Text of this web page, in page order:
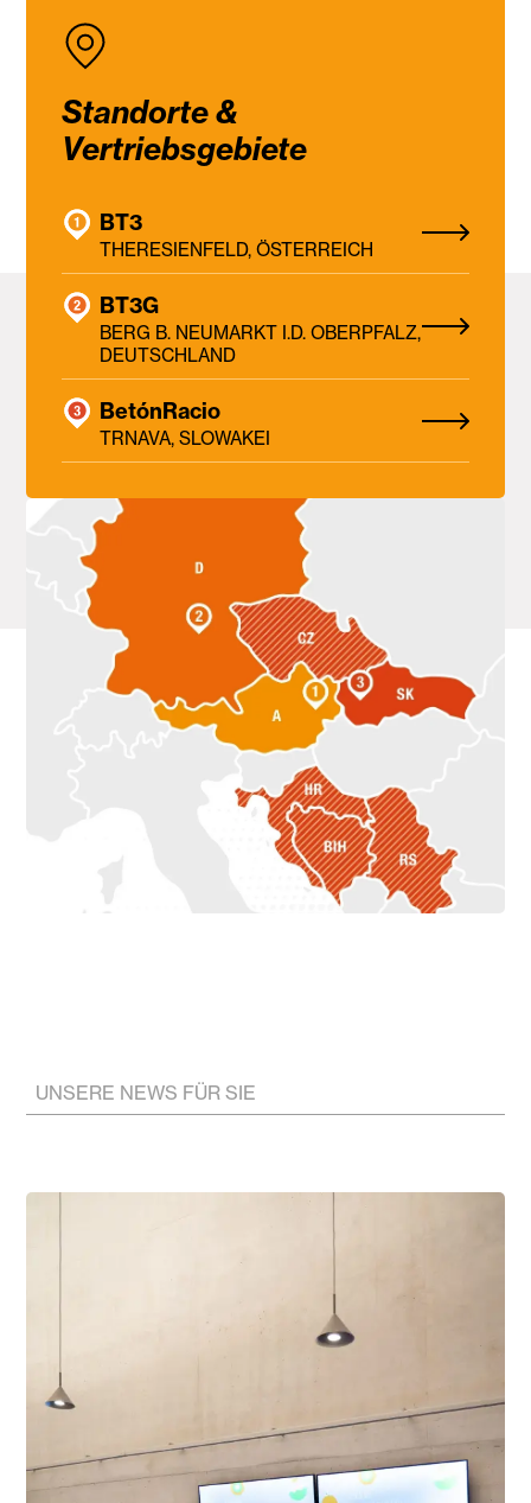
Standorte &
Vertriebsgebiete
BT3
THERESIENFELD, ÖSTERREICH
BT3G
BERG B. NEUMARKT I.D. OBERPFALZ,
DEUTSCHLAND
BetónRacio
TRNAVA, SLOWAKEI
UNSERE NEWS FÜR SIE